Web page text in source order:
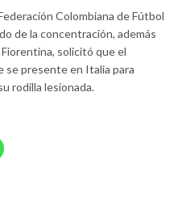
Colombiana de Fútbol
de la concentración, además
solicitó que el
presente en Italia para
rodilla lesionada.